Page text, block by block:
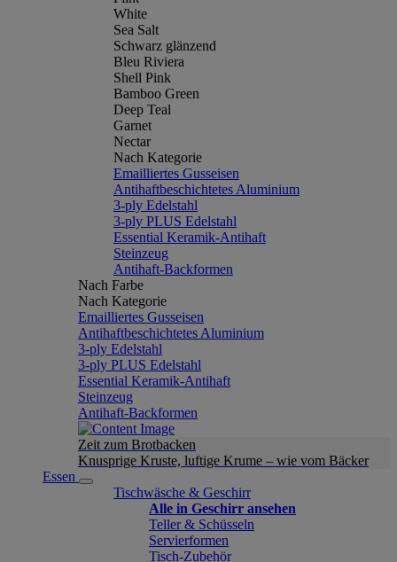
White
Sea Salt
Schwarz glänzend
Bleu Riviera
Shell Pink
Bamboo Green
Deep Teal
Garnet
Nectar
Nach Kategorie
Emailliertes Gusseisen
Antihaftbeschichtetes Aluminium
3-ply Edelstahl
3-ply PLUS Edelstahl
Essential Keramik-Antihaft
Steinzeug
Antihaft-Backformen
Nach Farbe
Nach Kategorie
Emailliertes Gusseisen
Antihaftbeschichtetes Aluminium
3-ply Edelstahl
3-ply PLUS Edelstahl
Essential Keramik-Antihaft
Steinzeug
Antihaft-Backformen
Zeit zum Brotbacken
Knusprige Kruste, luftige Krume – wie vom Bäcker
Essen
Tischwäsche & Geschirr
Alle in Geschirr ansehen
Teller & Schüsseln
Servierformen
Tisch-Zubehör